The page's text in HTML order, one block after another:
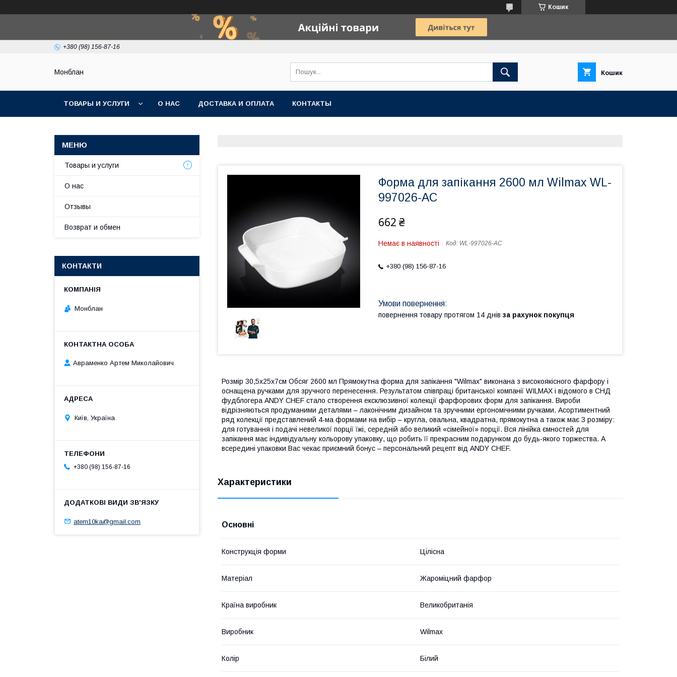
Кошик
+380 (98) 156-87-16
Монблан Кошик
ТОВАРЫ И УСЛУГИ О НАС ДОСТАВКА И ОПЛАТА КОНТАКТЫ
Форма для запікання 2600 мл Wilmax WL-
997026-AC
662 ₴
Немає в наявності Код: WL-997026-AC
+380 (98) 156-87-16
повернення товару протягом 14 днів за рахунок покупця
Розмір 30,5х25х7см Обсяг 2600 мл Прямокутна форма для запікання "Wilmax" виконана з високоякісного фарфору і
оснащена ручками для зручного перенесення. Результатом співпраці британської компанії WILMAX і відомого в СНД
фудблогера ANDY CHEF стало створення ексклюзивної колекції фарфорових форм для запікання. Вироби
відрізняються продуманими деталями – лаконічним дизайном та зручними ергономічними ручками. Асортиментний
ряд колекції представлений 4-ма формами на вибір – кругла, овальна, квадратна, прямокутна а також має 3 розміру:
для готування і подачі невеликої порції їжі, середній або великий «сімейної» порції. Вся лінійка ємностей для
запікання має індивідуальну кольорову упаковку, що робить її прекрасним подарунком до будь-якого торжества. А
всередині упаковки Вас чекає приємний бонус – персональний рецепт від ANDY CHEF.
Характеристики
Основні
Конструкція форми Цілісна
Матеріал Жароміцний фарфор
Країна виробник Великобританія
Виробник Wilmax
Колір Білий
Товары и услуги
О нас
Отзывы
Возврат и обмен
КОНТАКТИ
Монблан
Авраменко Артем Миколайович
Київ, Україна
+380 (98) 156-87-16
atem10ka@gmail.com